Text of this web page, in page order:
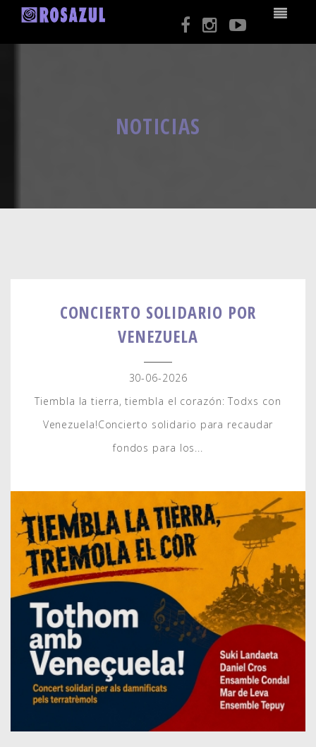
NOTICIAS
CONCIERTO SOLIDARIO POR
VENEZUELA
30-06-2026
Tiembla la tierra, tiembla el corazón: Todxs con
Venezuela!Concierto solidario para recaudar
fondos para los...